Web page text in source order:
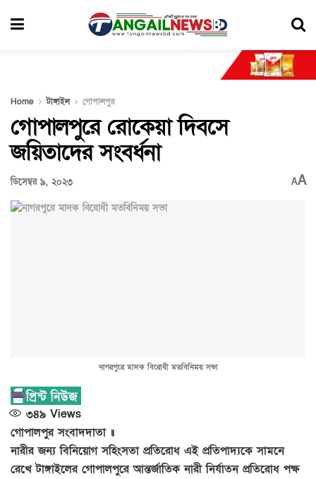
Home টাঙ্গাইল গোপালপুর
গোপালপুরে রোকেয়া দিবসে
জয়িতাদের সংবর্ধনা
ডিসেম্বর ৯, ২০২৩ AA
নাগরপুরে মাদক বিরোধী মতবিনিময় সভা
৩৪৯ Views
গোপালপুর সংবাদদাতা ॥
নারীর জন্য বিনিয়োগ সহিংসতা প্রতিরোধ এই প্রতিপাদ্যকে সামনে
রেখে টাঙ্গাইলের গোপালপুরে আন্তর্জাতিক নারী নির্যাতন প্রতিরোধ পক্ষ